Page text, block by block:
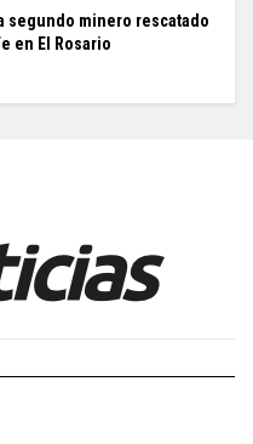
segundo minero rescatado
en El Rosario